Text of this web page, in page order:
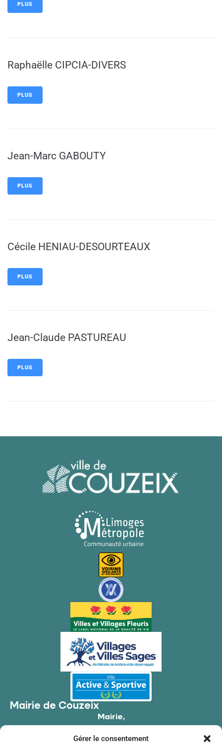
Gérer le consentement
PLUS
Raphaëlle CIPCIA-DIVERS
PLUS
Jean-Marc GABOUTY
PLUS
Cécile HENIAU-DESOURTEAUX
PLUS
Jean-Claude PASTUREAU
PLUS
Mairie de Couzeix
Mairie,
87270 Couzeix